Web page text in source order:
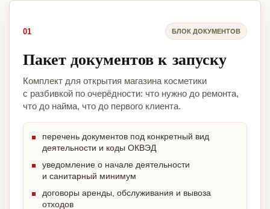
01 БЛОК ДОКУМЕНТОВ
Пакет документов к запуску
Комплект для открытия магазина косметики
с разбивкой по очерёдности: что нужно до ремонта,
что до найма, что до первого клиента.
перечень документов под конкретный вид
деятельности и коды ОКВЭД
уведомление о начале деятельности
и санитарный минимум
договоры аренды, обслуживания и вывоза
отходов